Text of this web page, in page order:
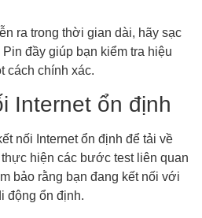
ra trong thời gian dài, hãy sạc
đầy giúp bạn kiểm tra hiệu
cách chính xác.
Internet ổn định
nối Internet ổn định để tải về
hiện các bước test liên quan
bảo rằng bạn đang kết nối với
động ổn định.